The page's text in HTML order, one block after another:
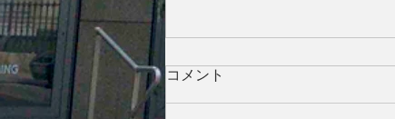
コメント